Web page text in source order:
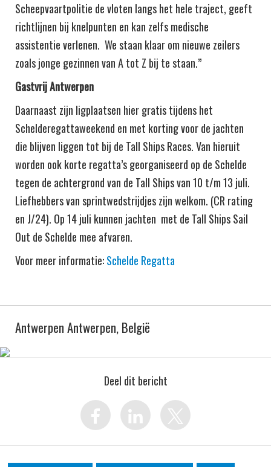
Scheepvaartpolitie de vloten langs het hele traject, geeft
richtlijnen bij knelpunten en kan zelfs medische
assistentie verlenen. We staan klaar om nieuwe zeilers
zoals jonge gezinnen van A tot Z bij te staan.”
Gastvrij Antwerpen
Daarnaast zijn ligplaatsen hier gratis tijdens het
Schelderegattaweekend en met korting voor de jachten
die blijven liggen tot bij de Tall Ships Races. Van hieruit
worden ook korte regatta’s georganiseerd op de Schelde
tegen de achtergrond van de Tall Ships van 10 t/m 13 juli.
Liefhebbers van sprintwedstrijdjes zijn welkom. (CR rating
en J/24). Op 14 juli kunnen jachten met de Tall Ships Sail
Out de Schelde mee afvaren.
Voor meer informatie:Schelde Regatta
Antwerpen Antwerpen, België
Deel dit bericht